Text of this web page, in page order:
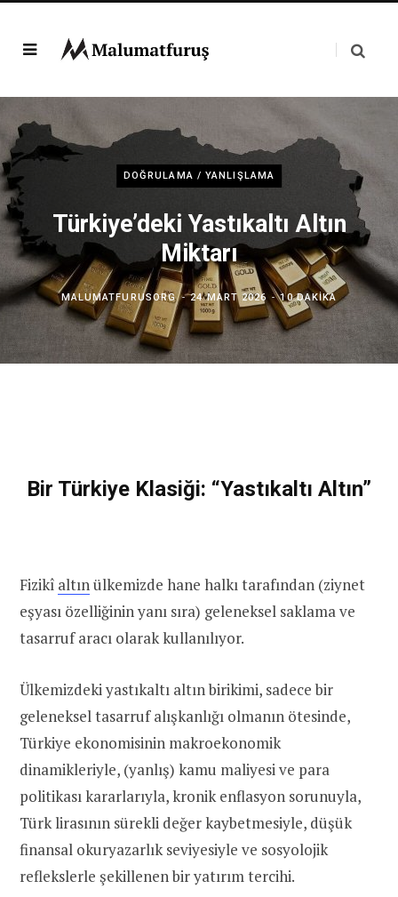
DOĞRULAMA / YANLIŞLAMA
Türkiye’deki Yastıkaltı Altın
Miktarı
MALUMATFURUSORG 24 MART 2026 10 DAKIKA
Bir Türkiye Klasiği: “Yastıkaltı Altın”
Fizikî altınülkemizde hane halkı tarafından (ziynet
eşyası özelliğinin yanı sıra) geleneksel saklama ve
tasarruf aracı olarak kullanılıyor.
Ülkemizdeki yastıkaltı altın birikimi, sadece bir
geleneksel tasarruf alışkanlığı olmanın ötesinde,
Türkiye ekonomisinin makroekonomik
dinamikleriyle, (yanlış) kamu maliyesi ve para
politikası kararlarıyla, kronik enflasyon sorunuyla,
Türk lirasının sürekli değer kaybetmesiyle, düşük
finansal okuryazarlık seviyesiyle ve sosyolojik
reflekslerle şekillenen bir yatırım tercihi.